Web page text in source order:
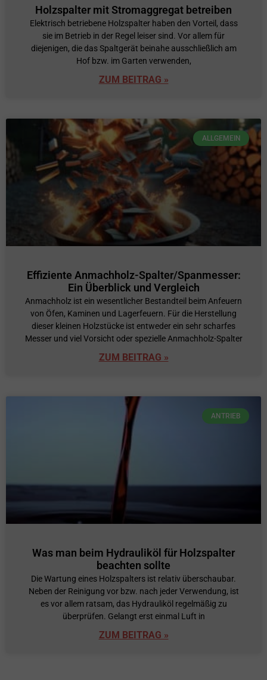
Holzspalter mit Stromaggregat betreiben
Elektrisch betriebene Holzspalter haben den Vorteil, dass
sie im Betrieb in der Regel leiser sind. Vor allem für
diejenigen, die das Spaltgerät beinahe ausschließlich am
Hof bzw. im Garten verwenden,
ZUM BEITRAG »
ALLGEMEIN
Effiziente Anmachholz-Spalter/Spanmesser:
Ein Überblick und Vergleich
Anmachholz ist ein wesentlicher Bestandteil beim Anfeuern
von Öfen, Kaminen und Lagerfeuern. Für die Herstellung
dieser kleinen Holzstücke ist entweder ein sehr scharfes
Messer und viel Vorsicht oder spezielle Anmachholz-Spalter
ZUM BEITRAG »
ANTRIEB
Was man beim Hydrauliköl für Holzspalter
beachten sollte
Die Wartung eines Holzspalters ist relativ überschaubar.
Neben der Reinigung vor bzw. nach jeder Verwendung, ist
es vor allem ratsam, das Hydrauliköl regelmäßig zu
überprüfen. Gelangt erst einmal Luft in
ZUM BEITRAG »